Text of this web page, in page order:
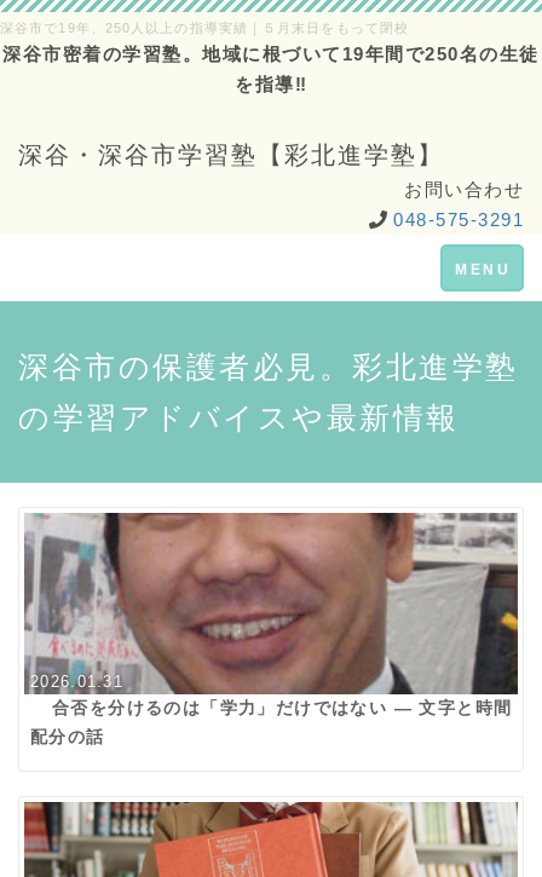
深谷市で19年、250人以上の指導実績｜５月末日をもって閉校
深谷市密着の学習塾。地域に根づいて19年間で250名の生徒
を指導‼
深谷・深谷市学習塾【彩北進学塾】
お問い合わせ
048-575-3291
Toggle
navigation
MENU
深谷市の保護者必見。彩北進学塾
の学習アドバイスや最新情報
2026.01.31
合否を分けるのは「学力」だけではない ― 文字と時間
配分の話